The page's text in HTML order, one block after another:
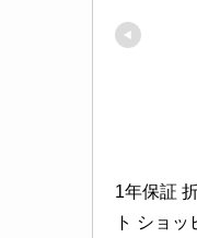
1年保証
ト ショ